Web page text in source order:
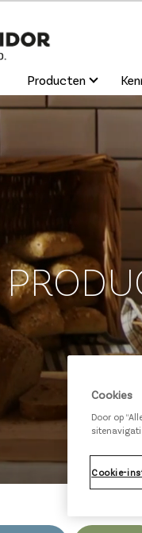
Producten
Cookies
Door op
Cookie-